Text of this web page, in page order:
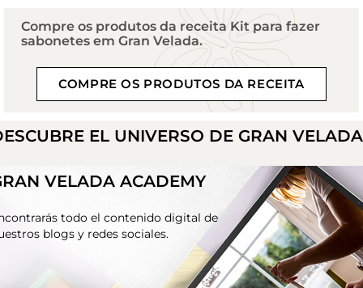
Compre os produtos da receita Kit para fazer
sabonetes em Gran Velada.
COMPRE OS PRODUTOS DA RECEITA
EL UNIVERSO DE GRAN VELADA
VELADA ACADEMY
todo el contenido digital de
blogs y redes sociales.